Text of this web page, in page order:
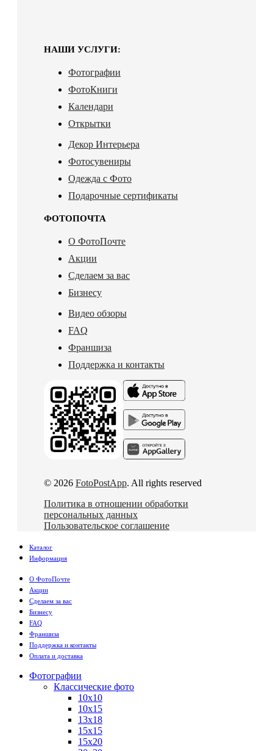
НАШИ УСЛУГИ:
Фотографии
ФотоКниги
Календари
Открытки
Декор Интерьера
Фотосувениры
Одежда с Фото
Подарочные сертификаты
ФОТОПОЧТА
О ФотоПочте
Акции
Сделаем за вас
Бизнесу
Видео обзоры
FAQ
Франшиза
Поддержка и контакты
© 2026 FotoPostApp. All rights reserved
Политика в отношении обработки
персональных данных
Пользовательское соглашение
Каталог
Информация
О ФотоПочте
Акции
Сделаем за вас
Бизнесу
FAQ
Франшиза
Поддержка и контакты
Оплата и доставка
Фотографии
Классические фото
10х10
10х15
13х18
15х15
15х20